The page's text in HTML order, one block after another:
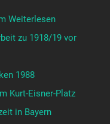
Weiterlesen
zu 1918/19 vor
1988
Kurt-Eisner-Platz
in Bayern